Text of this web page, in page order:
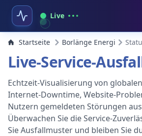
Live
Startseite Borlänge Energi
Live-Service-
Echtzeit-Visualisierung von
Internet-Downtime, Website-
Nutzern gemeldeten Störungen
Überwachen Sie die Service-
Sie Ausfallmuster und bleiben Sie